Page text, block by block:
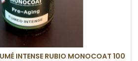
INTENSE RUBIO MONOCOAT 100